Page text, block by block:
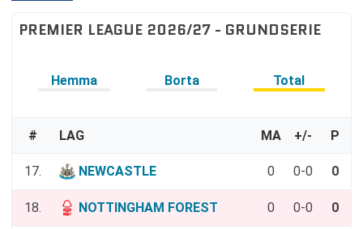
PREMIER LEAGUE 2026/27 - GRUNDSERIE
Hemma Borta Total
# LAG MA +/- P
17. NEWCASTLE 0 0-0 0
18. NOTTINGHAM FOREST 0 0-0 0